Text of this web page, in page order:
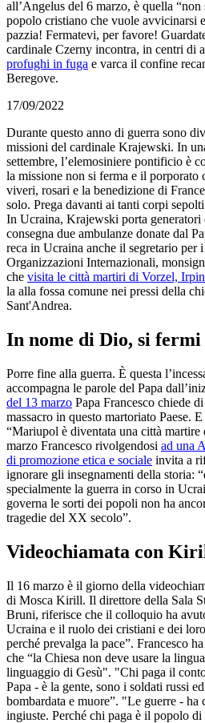
all’Angelus del 6 marzo, è quella
popolo cristiano che vuole avvicinarsi
pazzia! Fermatevi, per favore!
cardinale Czerny incontra, in centri di
profughi in fuga e varca il confine
Beregove.
17/09/2022
Durante questo anno di guerra sono
missioni del cardinale Krajewski. In
settembre, l’elemosiniere pontificio è
la missione non si ferma e il porporato
viveri, rosari e la benedizione di
solo. Prega davanti ai tanti corpi
In Ucraina, Krajewski porta generatori
consegna due ambulanze donate dal
reca in Ucraina anche il segretario per
Organizzazioni Internazionali,
che visita le città martiri di Vorzel,
la alla fossa comune nei pressi della
Sant'Andrea.
In nome di Dio, si fermi
Porre fine alla guerra. È questa
accompagna le parole del Papa
del 13 marzo Papa Francesco chiede
massacro in questo martoriato Paese.
“Mariupol è diventata una città martire
marzo Francesco rivolgendosi ad una
di promozione etica e sociale invita a
ignorare gli insegnamenti della storia:
specialmente la guerra in corso in
governa le sorti dei popoli non ha
tragedie del XX secolo”.
Videochiamata con
Il 16 marzo è il giorno della
di Mosca Kirill. Il direttore della Sala
Bruni, riferisce che il colloquio ha
Ucraina e il ruolo dei cristiani e dei
perché prevalga la pace”. Francesco
che “la Chiesa non deve usare la
linguaggio di Gesù". "Chi paga il
Papa - è la gente, sono i soldati russi
bombardata e muore”. "Le guerre - ha
ingiuste. Perché chi paga è il popolo